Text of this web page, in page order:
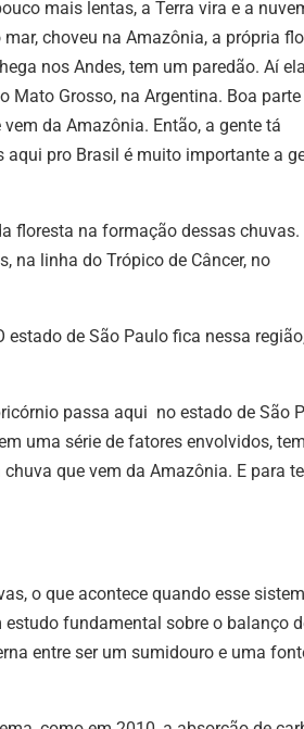
mais lentas, a Terra vira e a
choveu na Amazônia, a própria
nos Andes, tem um paredão. Aí
Mato Grosso, na Argentina. Boa parte
da Amazônia. Então, a gente tá
pro Brasil é muito importante a
floresta na formação dessas chuvas.
na linha do Trópico de Câncer, no
estado de São Paulo fica nessa
passa aqui no estado de São
uma série de fatores envolvidos,
que vem da Amazônia. E para
o que acontece quando esse
fundamental sobre o balanço
entre ser um sumidouro e uma